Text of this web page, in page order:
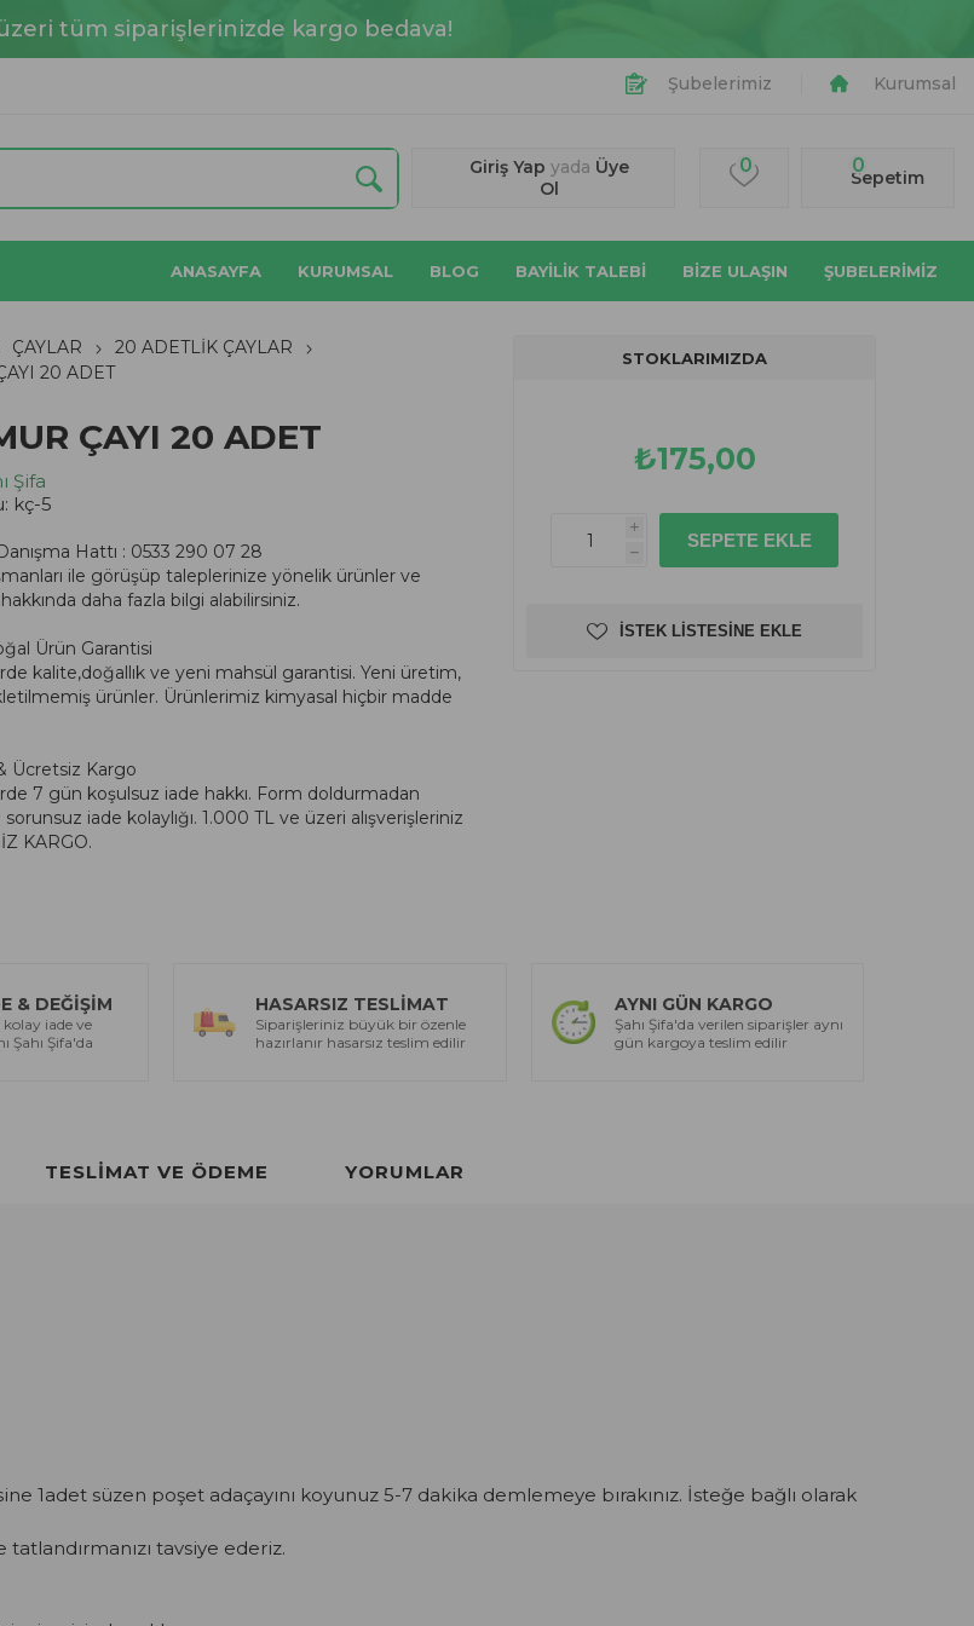
tüm siparişlerinizde kargo bedava!
Şubelerimiz Kurumsal
Giriş Yap yada Üye
Ol
0 0
Sepetim
ANASAYFA KURUMSAL BLOG BAYİLİK TALEBİ BIZE ULAŞIN ŞUBELERİMİZ
ÇAYLAR
20 ADETLİK ÇAYLAR
20 ADET
ÇAYI 20 ADET
Şifa
kç-5
Hattı : 0533 290 07 28
ile görüşüp taleplerinize yönelik ürünler ve
hakkında daha fazla bilgi alabilirsiniz.
Ürün Garantisi
kalite,doğallık ve yeni mahsül garantisi. Yeni üretim,
ürünler. Ürünlerimiz kimyasal hiçbir madde
Ücretsiz Kargo
7 gün koşulsuz iade hakkı. Form doldurmadan
iade kolaylığı. 1.000 TL ve üzeri alışverişleriniz
KARGO.
STOKLARIMIZDA
₺175,00
i
h
İSTEK LISTESINE EKLE
& DEĞİŞİM
kolay iade ve
Şahı Şifa'da
HASARSIZ TESLİMAT
Siparişleriniz büyük bir özenle
hazırlanır hasarsız teslim edilir
AYNI GÜN KARGO
Şahı Şifa'da verilen siparişler aynı
gün kargoya teslim edilir
TESLIMAT VE ÖDEME YORUMLAR
1adet süzen poşet adaçayını koyunuz 5-7 dakika demlemeye bırakınız. İsteğe bağlı olarak
tavsiye ederiz.